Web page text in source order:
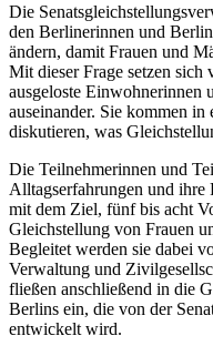
Die
den Berlinerinnen und
ändern, damit Frauen und
Mit dieser Frage setzen
ausgeloste Einwohnerinnen
auseinander. Sie kommen
diskutieren, was
Die Teilnehmerinnen und
Alltagserfahrungen und ihre
mit dem Ziel, fünf bis acht
Gleichstellung von Frauen
Begleitet werden sie dabei
Verwaltung und
fließen anschließend in die
Berlins ein, die von der
entwickelt wird.